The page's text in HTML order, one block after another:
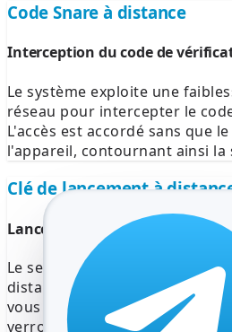
Code Snare à distance
Interception du code de
Le système exploite une
réseau pour intercepter le
L'accès est accordé sans que
l'appareil, contournant ainsi la
Clé de lancement à
Lancement forcé sur un
Le service permet le
distant. Un client fantôme est
vous permettant de prendre
verrouiller immédiatement le